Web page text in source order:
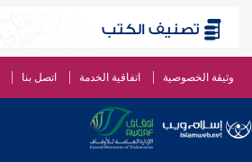
تصنيف الكتب
وثيقة الخصوصية اتفاقية الخدمة اتصل بنا